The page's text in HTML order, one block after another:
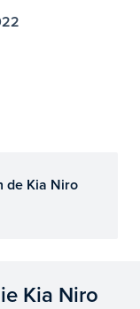
de Kia Niro
Kia Niro